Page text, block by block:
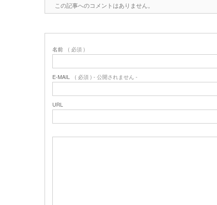
この記事へのコメントはありません。
名前 ( 必須 )
E-MAIL ( 必須 ) - 公開されません -
URL